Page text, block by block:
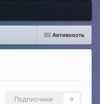
Активность
Подписчики 0